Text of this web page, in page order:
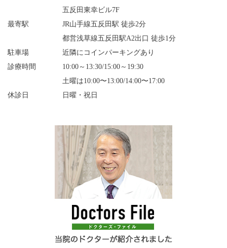
五反田東幸ビル7F
最寄駅
JR山手線五反田駅 徒歩2分
都営浅草線五反田駅A2出口 徒歩1分
駐車場
近隣にコインパーキングあり
診療時間
10:00～13:30/15:00～19:30
土曜は10:00〜13:00/14:00〜17:00
休診日
日曜・祝日